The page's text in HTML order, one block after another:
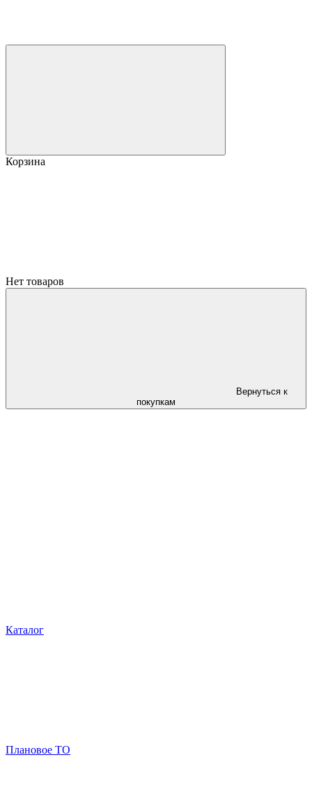
Корзина
Нет товаров
Вернуться к
покупкам
Каталог
Плановое ТО